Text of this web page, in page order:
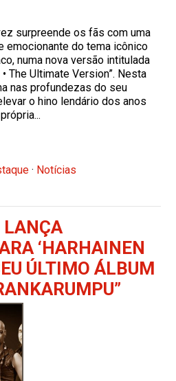
surpreende os fãs com uma
emocionante do tema icônico
numa nova versão intitulada
The Ultimate Version”. Nesta
nas profundezas do seu
o hino lendário dos anos
· Notícias
LANÇA
‘HARHAINEN
ÚLTIMO ÁLBUM